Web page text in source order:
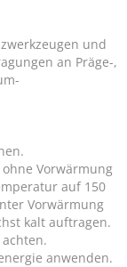
und
an Präge-,
Vorwärmung
auf 150
Vorwärmung
kalt auftragen.
anwenden.